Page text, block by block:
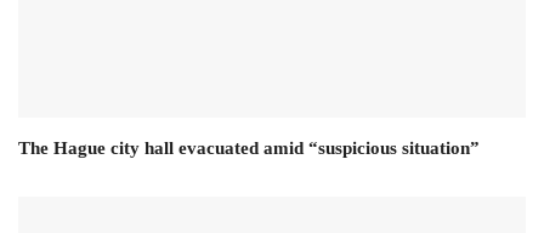
The Hague city hall evacuated amid “suspicious situation”